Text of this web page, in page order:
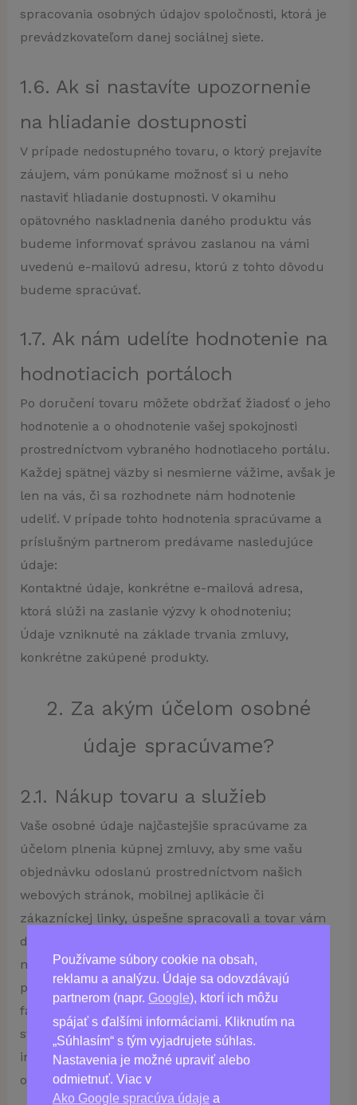
Používame súbory cookie na obsah,
reklamu a analýzu. Údaje sa odovzdávajú
partnerom (napr. Google), ktorí ich môžu
spájať s ďalšími informáciami. Kliknutím na
„Súhlasím“ s tým vyjadrujete súhlas.
Nastavenia je možné upraviť alebo
odmietnuť. Viac v
Ako Google spracúva údaje a
spracovania osobných údajov spoločnosti, ktorá je
prevádzkovateľom danej sociálnej siete.
1.6. Ak si nastavíte upozornenie
na hliadanie dostupnosti
V prípade nedostupného tovaru, o ktorý prejavíte
záujem, vám ponúkame možnosť si u neho
nastaviť hliadanie dostupnosti. V okamihu
opätovného naskladnenia daného produktu vás
budeme informovať správou zaslanou na vámi
uvedenú e-mailovú adresu, ktorú z tohto dôvodu
budeme spracúvať.
1.7. Ak nám udelíte hodnotenie na
hodnotiacich portáloch
Po doručení tovaru môžete obdržať žiadosť o jeho
hodnotenie a o ohodnotenie vašej spokojnosti
prostredníctvom vybraného hodnotiaceho portálu.
Každej spätnej väzby si nesmierne vážime, avšak je
len na vás, či sa rozhodnete nám hodnotenie
udeliť. V prípade tohto hodnotenia spracúvame a
príslušným partnerom predávame nasledujúce
údaje:
Kontaktné údaje, konkrétne e-mailová adresa,
ktorá slúži na zaslanie výzvy k ohodnoteniu;
Údaje vzniknuté na základe trvania zmluvy,
konkrétne zakúpené produkty.
2. Za akým účelom osobné
údaje spracúvame?
2.1. Nákup tovaru a služieb
Vaše osobné údaje najčastejšie spracúvame za
účelom plnenia kúpnej zmluvy, aby sme vašu
objednávku odoslanú prostredníctvom našich
webových stránok, mobilnej aplikácie či
zákazníckej linky, úspešne spracovali a tovar vám
doručili. E-mailová adresa a telefónne číslo slúžia
na zaslanie potvrdenia objednávky, doručenia
potvrdenia o prijatí platby, zaslanie elektronickej
faktúry, ďalej tiež k priebežnému informovaniu o
stave vašej objednávky a prípadnej ďalšej
individuálnej komunikácii týkajúcej sa danej
objednávky.